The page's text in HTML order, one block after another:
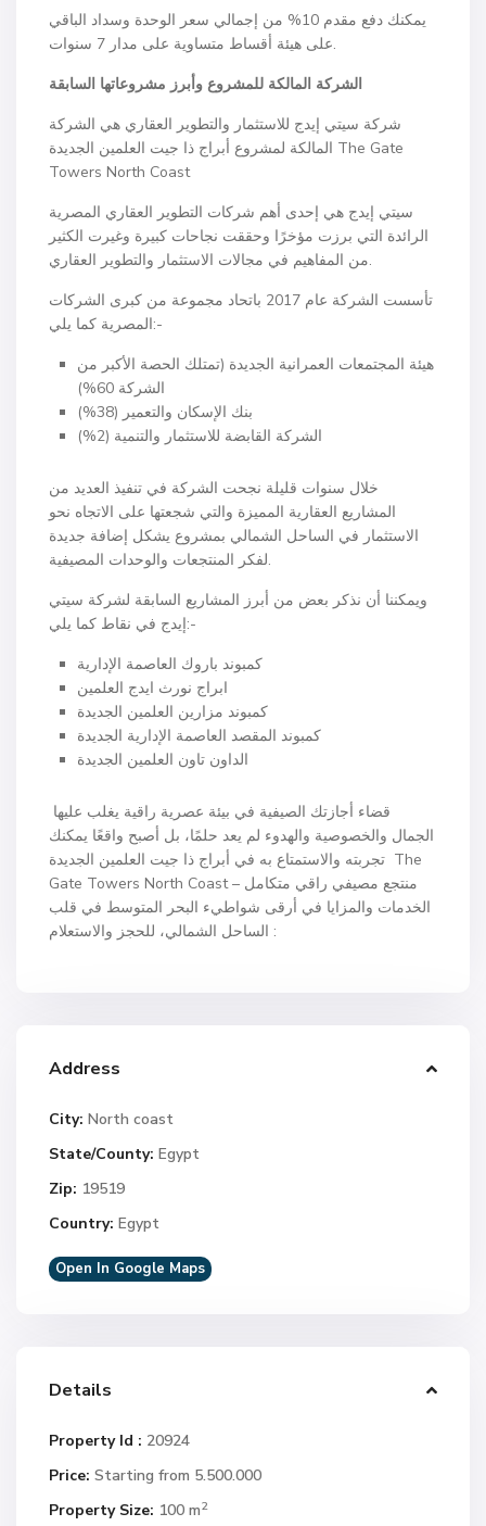
يمكنك دفع مقدم 10% من إجمالي سعر الوحدة وسداد الباقي
على هيئة أقساط متساوية على مدار 7 سنوات.
الشركة المالكة للمشروع وأبرز مشروعاتها السابقة
شركة سيتي إيدج للاستثمار والتطوير العقاري هي الشركة
المالكة لمشروع أبراج ذا جيت العلمين الجديدة The Gate
Towers North Coast
سيتي إيدج هي إحدى أهم شركات التطوير العقاري المصرية
الرائدة التي برزت مؤخرًا وحققت نجاحات كبيرة وغيرت الكثير
من المفاهيم في مجالات الاستثمار والتطوير العقاري.
تأسست الشركة عام 2017 باتحاد مجموعة من كبرى الشركات
المصرية كما يلي:-
هيئة المجتمعات العمرانية الجديدة (تمتلك الحصة الأكبر من
الشركة 60%)
بنك الإسكان والتعمير (38%)
الشركة القابضة للاستثمار والتنمية (2%)
خلال سنوات قليلة نجحت الشركة في تنفيذ العديد من
المشاريع العقارية المميزة والتي شجعتها على الاتجاه نحو
الاستثمار في الساحل الشمالي بمشروع يشكل إضافة جديدة
لفكر المنتجعات والوحدات المصيفية.
ويمكننا أن نذكر بعض من أبرز المشاريع السابقة لشركة سيتي
إيدج في نقاط كما يلي:-
كمبوند باروك العاصمة الإدارية
ابراج نورث ايدج العلمين
كمبوند مزارين العلمين الجديدة
كمبوند المقصد العاصمة الإدارية الجديدة
الداون تاون العلمين الجديدة
قضاء أجازتك الصيفية في بيئة عصرية راقية يغلب عليها
الجمال والخصوصية والهدوء لم يعد حلمًا، بل أصبح واقعًا يمكنك
تجربته والاستمتاع به في أبراج ذا جيت العلمين الجديدة The
Gate Towers North Coast – منتجع مصيفي راقي متكامل
الخدمات والمزايا في أرقى شواطيء البحر المتوسط في قلب
الساحل الشمالي، للحجز والاستعلام :
Address
City: North coast
State/County: Egypt
Zip: 19519
Country: Egypt
Open In Google Maps
Details
Property Id : 20924
Price: Starting from 5.500.000
Property Size: 100 m2